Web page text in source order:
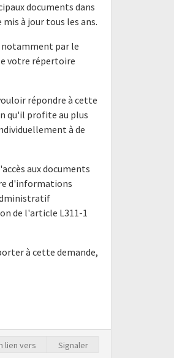
documents dans
à jour tous les ans.
notamment par le
votre répertoire
répondre à cette
qu'il profite au plus
à de
aux documents
d'informations
de l'article L311-1
à cette demande,
lien vers Signaler